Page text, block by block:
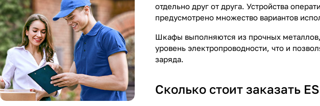
отдельно друг от друга. Устройства
предусмотрено множество вариантов
Шкафы выполняются из прочных
уровень электропроводности, что и
заряда.
Сколько стоит заказать